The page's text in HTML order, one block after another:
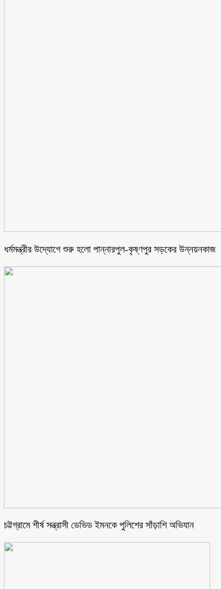
ধর্মমন্ত্রীর উদ্যোগে শুরু হলো পান্নারপুল-কৃষ্ণপুর সড়কের উন্নয়নকাজ
চট্টগ্রামে শীর্ষ সন্ত্রাসী ডেভিড ইমনকে পুলিশের সাঁড়াশি অভিযান